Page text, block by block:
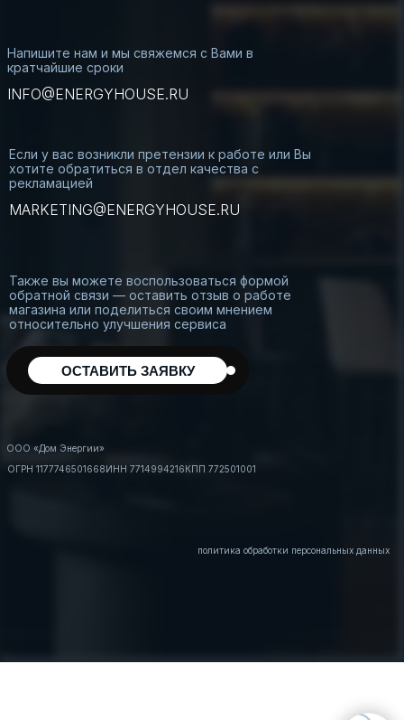
MARKETING@ENERGYHOUSE.RU
INFO@ENERGYHOUSE.RU
Также вы можете воспользоваться формой
обратной связи — оставить отзыв о работе
магазина или поделиться своим мнением
относительно улучшения сервиса
Если у вас возникли претензии к работе или Вы
хотите обратиться в отдел качества с
рекламацией
Напишите нам и мы свяжемся с Вами в
кратчайшие сроки
ОГРН 1177746501668ИНН 7714994216КПП 772501001
политика обработки персональных данных
ООО «Дом Энергии»
ОСТАВИТЬ ЗАЯВКУ